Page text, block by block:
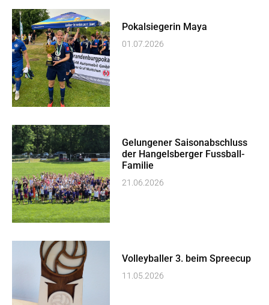
Pokalsiegerin Maya
01.07.2026
Gelungener Saisonabschluss
der Hangelsberger Fussball-
Familie
21.06.2026
Volleyballer 3. beim Spreecup
11.05.2026